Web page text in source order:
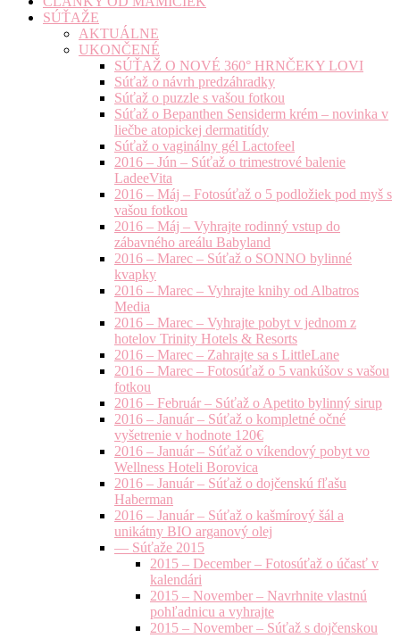
SÚŤAŽE
AKTUÁLNE
UKONČENÉ
SÚŤAŽ O NOVÉ 360° HRNČEKY LOVI
Súťaž o návrh predzáhradky
Súťaž o puzzle s vašou fotkou
Súťaž o Bepanthen Sensiderm krém – novinka v
liečbe atopickej dermatitídy
Súťaž o vaginálny gél Lactofeel
2016 – Jún – Súťaž o trimestrové balenie
LadeeVita
2016 – Máj – Fotosúťaž o 5 podložiek pod myš s
vašou fotkou
2016 – Máj – Vyhrajte rodinný vstup do
zábavného areálu Babyland
2016 – Marec – Súťaž o SONNO bylinné
kvapky
2016 – Marec – Vyhrajte knihy od Albatros
Media
2016 – Marec – Vyhrajte pobyt v jednom z
hotelov Trinity Hotels & Resorts
2016 – Marec – Zahrajte sa s LittleLane
2016 – Marec – Fotosúťaž o 5 vankúšov s vašou
fotkou
2016 – Február – Súťaž o Apetito bylinný sirup
2016 – Január – Súťaž o kompletné očné
vyšetrenie v hodnote 120€
2016 – Január – Súťaž o víkendový pobyt vo
Wellness Hoteli Borovica
2016 – Január – Súťaž o dojčenskú fľašu
Haberman
2016 – Január – Súťaž o kašmírový šál a
unikátny BIO arganový olej
— Súťaže 2015
2015 – December – Fotosúťaž o účasť v
kalendári
2015 – November – Navrhnite vlastnú
pohľadnicu a vyhrajte
2015 – November – Súťaž s dojčenskou